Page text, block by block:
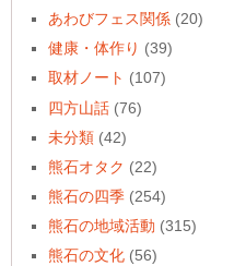
あわびフェス関係 (20)
健康・体作り (39)
取材ノート (107)
四方山話 (76)
未分類 (42)
熊石オタク (22)
熊石の四季 (254)
熊石の地域活動 (315)
熊石の文化 (56)